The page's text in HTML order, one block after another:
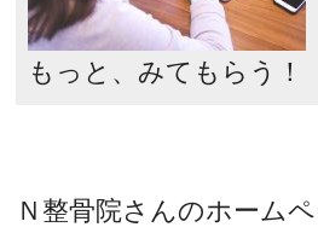
もっと、みてもらう！
Ｎ整骨院さんのホームペ